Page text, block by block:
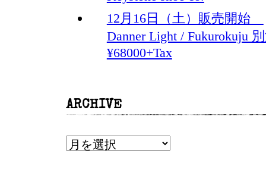
12月16日（土）販売開始
Danner Light / Fukurokuju
¥68000+Tax
ARCHIVE
ARCHIVE